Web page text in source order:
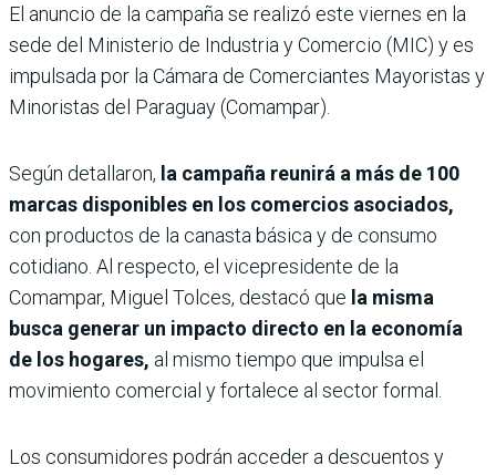
El anuncio de la campaña se realizó este viernes en la
sede del Ministerio de Industria y Comercio (MIC) y es
impulsada por la Cámara de Comerciantes Mayoristas y
Minoristas del Paraguay (Comampar).
Según detallaron, la campaña reunirá a más de 100
marcas disponibles en los comercios asociados,
con productos de la canasta básica y de consumo
cotidiano. Al respecto, el vicepresidente de la
Comampar, Miguel Tolces, destacó que la misma
busca generar un impacto directo en la economía
de los hogares, al mismo tiempo que impulsa el
movimiento comercial y fortalece al sector formal.
Los consumidores podrán acceder a descuentos y